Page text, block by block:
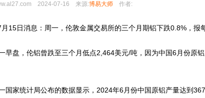
2024-07-16 来源:博易大师 作者:
15日消息：周一，伦敦金属交易所的三个月期铝下跌0.8%，报
盘，伦铝曾跌至三个月低点2,464美元/吨，因为中国6月份原铝
家统计局公布的数据显示，2024年6月份中国原铝产量达到367